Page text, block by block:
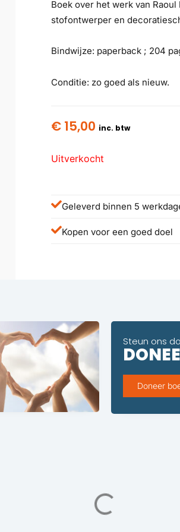
Boek over het werk van
stofontwerper en
Bindwijze: paperback ; 204
Conditie: zo goed als nieuw.
€15,00 inc. btw
Uitverkocht
Geleverd binnen 5
Kopen voor een goed doel
Steun ons
Doneer